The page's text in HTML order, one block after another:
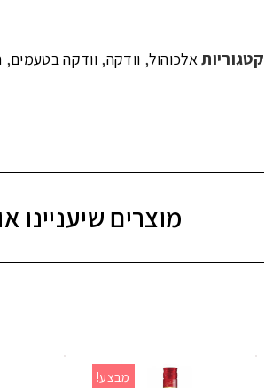
קטגוריותאלכוהול, וודקה,וודקה בטעמים,
מוצרים שיעניינו
מבצע!